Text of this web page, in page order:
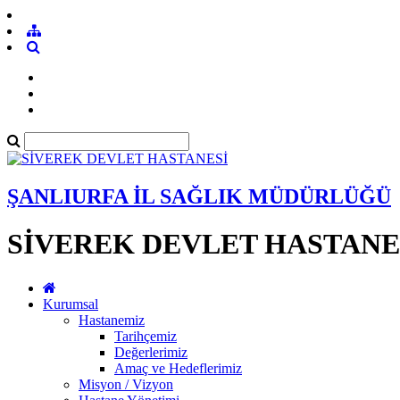
ŞANLIURFA İL SAĞLIK MÜDÜRLÜĞÜ
SİVEREK DEVLET
Kurumsal
Hastanemiz
Tarihçemiz
Değerlerimiz
Amaç ve Hedeflerimiz
Misyon / Vizyon